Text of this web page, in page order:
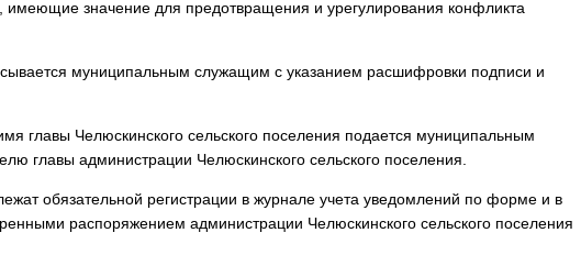
имеющие значение для предотвращения и урегулирования конфликта
муниципальным служащим с указанием расшифровки подписи и
главы Челюскинского сельского поселения подается муниципальным
главы администрации Челюскинского сельского поселения.
обязательной регистрации в журнале учета уведомлений по форме и в
распоряжением администрации Челюскинского сельского поселения